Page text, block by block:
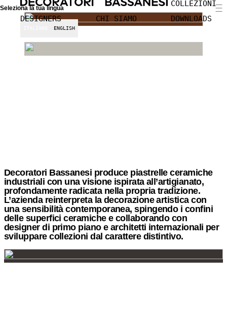
Seleziona la tua lingua
ENGLISH
COLLEZIONI
DESIGNERS
CHI SIAMO DOWNLOADS
Decoratori Bassanesi produce piastrelle ceramiche
industriali con una visione ispirata all’artigianato,
profondamente radicata nella propria tradizione.
L’azienda reinterpreta la decorazione artistica con
una sensibilità contemporanea, spingendo i confini
delle superfici ceramiche e collaborando con
designer di primo piano e architetti internazionali per
sviluppare collezioni dal carattere distintivo.